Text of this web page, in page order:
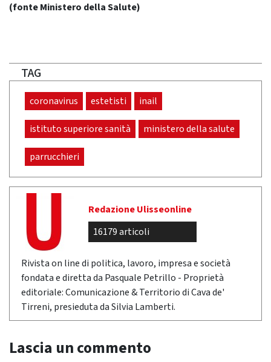
(fonte Ministero della Salute)
TAG
coronavirus estetisti inail
istituto superiore sanità ministero della salute
parrucchieri
Redazione Ulisseonline
16179 articoli
Rivista on line di politica, lavoro, impresa e società
fondata e diretta da Pasquale Petrillo - Proprietà
editoriale: Comunicazione & Territorio di Cava de'
Tirreni, presieduta da Silvia Lamberti.
Lascia un commento